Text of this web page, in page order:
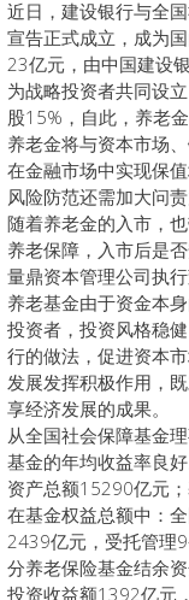
近日，建设银行与全
宣告正式成立，成为
23亿元，由中国建设
为战略投资者共同设
股15%，自此，养老
养老金将与资本市场
在金融市场中实现保值
风险防范还需加大问
随着养老金的入市，
养老保障，入市后是否
量鼎资本管理公司执
养老基金由于资金本
投资者，投资风格稳
行的做法，促进资本
发展发挥积极作用，
享经济发展的成果。
从全国社会保障基金
基金的年均收益率良
资产总额15290亿元
在基金权益总额中：
2439亿元，受托管理
分养老保险基金结余
投资收益额1392亿元